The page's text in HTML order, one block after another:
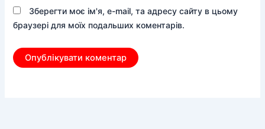
Зберегти моє ім'я, e-mail, та адресу сайту в цьому
браузері для моїх подальших коментарів.